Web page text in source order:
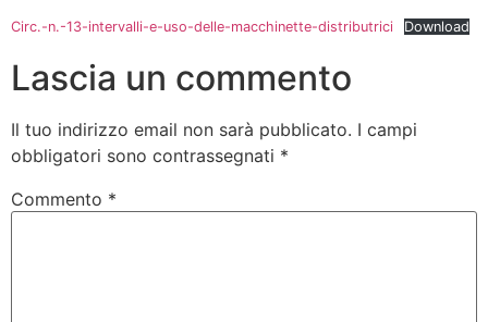
Circ.-n.-13-intervalli-e-uso-delle-macchinette-distributrici Download
Lascia un commento
Il tuo indirizzo email non sarà pubblicato. I campi
obbligatori sono contrassegnati *
Commento *